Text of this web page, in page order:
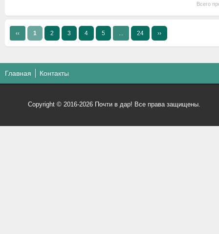
Всего
‹‹ 1 2 3 4 5 ... 24 ››
Главная Контакты
Copyright © 2016-2026 Почти в дар! Все права защищены.